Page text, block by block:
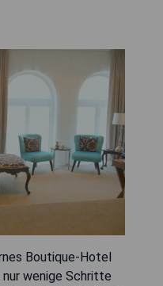
Boutique-Hotel
nur wenige Schritte